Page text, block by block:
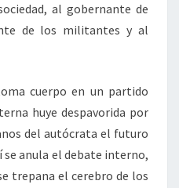
al gobernante de
de los militantes y al
cuerpo en un partido
huye despavorida por
del autócrata el futuro
anula el debate interno,
trepana el cerebro de los